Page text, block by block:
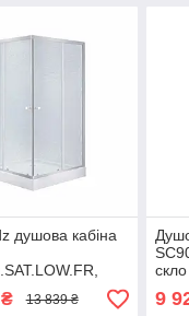
душова кабіна
4 мм + піддон
13 839 ₴ 9